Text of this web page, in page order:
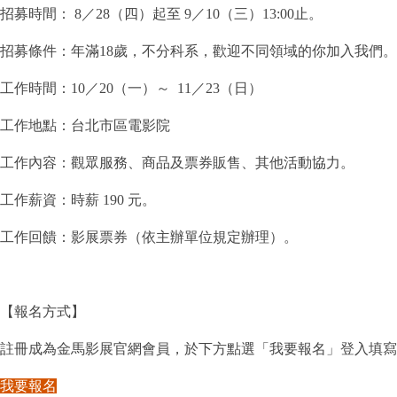
招募時間： 8／28（四）起至 9／10（三）13:00止。
招募條件：年滿18歲，不分科系，歡迎不同領域的你加入我們。
工作時間：10／20（一）～ 11／23（日）
工作地點：台北市區電影院
工作內容：觀眾服務、商品及票券販售、其他活動協力。
工作薪資：時薪 190 元。
工作回饋：影展票券（依主辦單位規定辦理）。
【報名方式】
註冊成為金馬影展官網會員，於下方點選「我要報名」登入填
我要報名